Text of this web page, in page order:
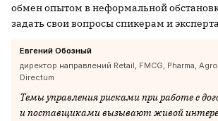
обмен опытом в неформальной
задать свои вопросы спикерам и
Евгений Обозный
директор направлений Retail, FMCG, Pharma,
Directum
Темы управления рисками при работе с
и поставщиками вызывают живой интерес